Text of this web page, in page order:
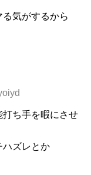
気がするから
ち手を暇にさせ
ハズレとか